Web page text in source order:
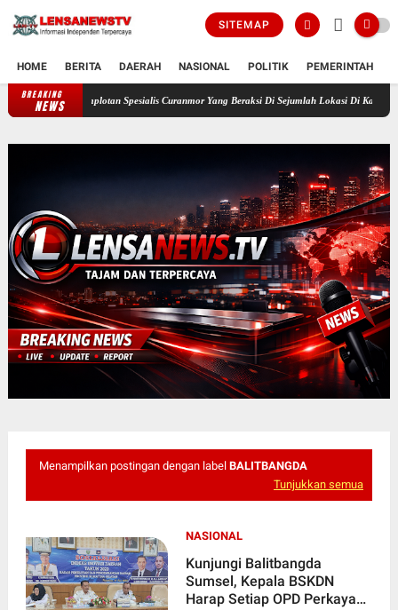
SITEMAP
HOME BERITA DAERAH NASIONAL POLITIK PEMERINTAH
BREAKING
NEWSSpesialis Curanmor Yang Beraksi Di Sejumlah Lokasi Di Kabupaten Lampung
Menampilkan postingan dengan label BALITBANGDA
Tunjukkan semua
NASIONAL
Kunjungi Balitbangda
Sumsel, Kepala BSKDN
Harap Setiap OPD Perkaya